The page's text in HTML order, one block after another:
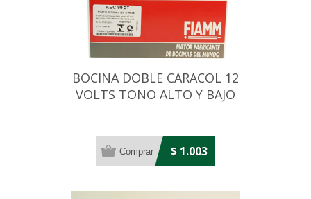
BOCINA DOBLE CARACOL 12
VOLTS TONO ALTO Y BAJO
$ 1.003